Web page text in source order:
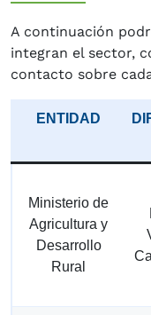
A continuación
integran el sector,
contacto sobre
ENTIDAD
Ministerio de
Agricultura y
Desarrollo
Rural